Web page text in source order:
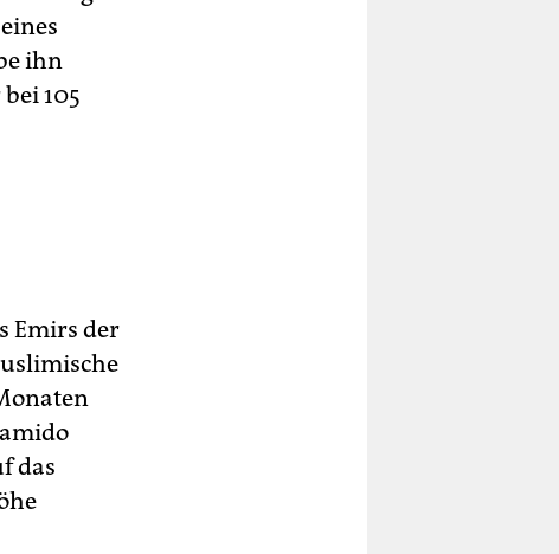
ihn
105
Emirs der
das